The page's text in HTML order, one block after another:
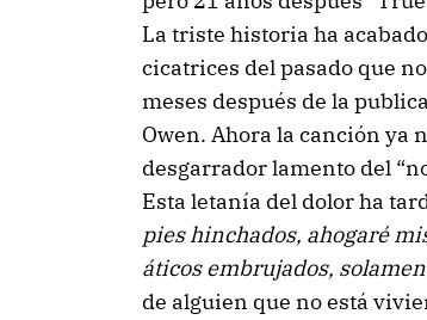
La triste historia ha
cicatrices del pasado que
meses después de la
Owen. Ahora la canción ya
desgarrador lamento del
Esta letanía del dolor ha
pies hinchados, ahogaré
áticos embrujados,
de alguien que no está